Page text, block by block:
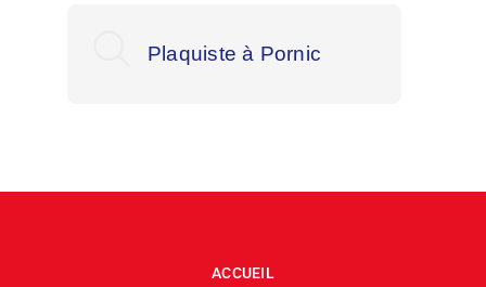
Plaquiste à Pornic
ACCUEIL